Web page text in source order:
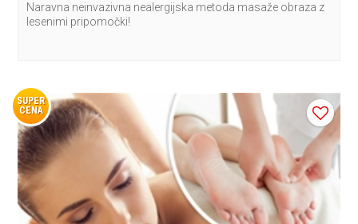
Naravna neinvazivna nealergijska metoda masaže obraza z
lesenimi pripomočki!
SUPER
CENA